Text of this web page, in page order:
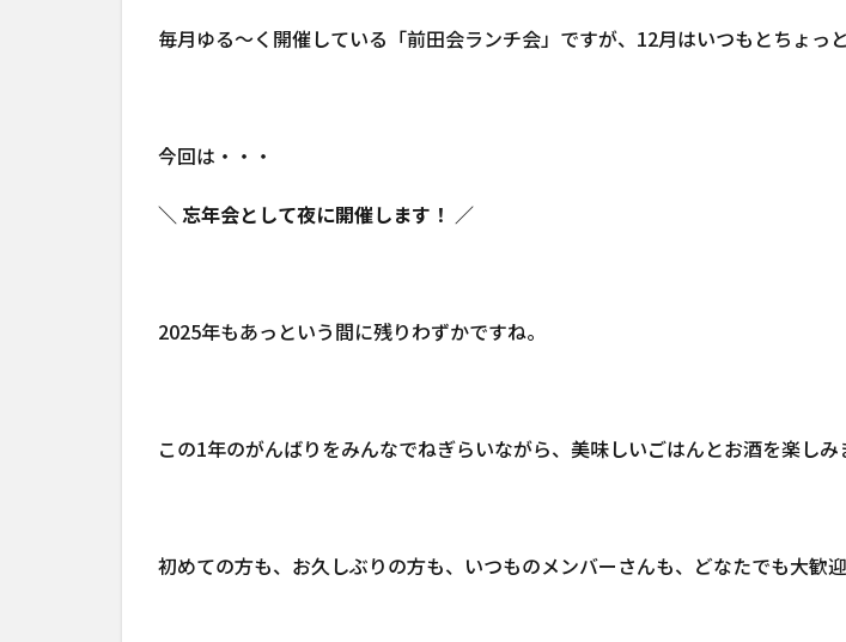
毎月ゆる〜く開催している「前田会ランチ会」ですが、12月はいつもとちょっと
今回は・・・
＼ 忘年会として夜に開催します！ ／
2025年もあっという間に残りわずかですね。
この1年のがんばりをみんなでねぎらいながら、美味しいごはんとお酒を楽し
初めての方も、お久しぶりの方も、いつものメンバーさんも、どなたでも大歓迎